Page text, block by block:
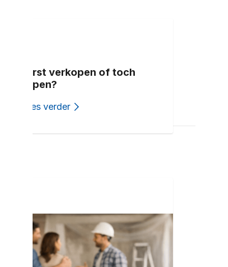
Eerst verkopen of toch
kopen?
Lees verder